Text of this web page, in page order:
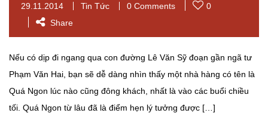
29.11.2014 Tin Tức 0 Comments
0
Share
Nếu có dịp đi ngang qua con đường Lê Văn Sỹ đoạn gần ngã tư
Phạm Văn Hai, bạn sẽ dễ dàng nhìn thấy một nhà hàng có tên là
Quá Ngon lúc nào cũng đông khách, nhất là vào các buổi chiều
tối. Quá Ngon từ lâu đã là điểm hẹn lý tưởng được […]